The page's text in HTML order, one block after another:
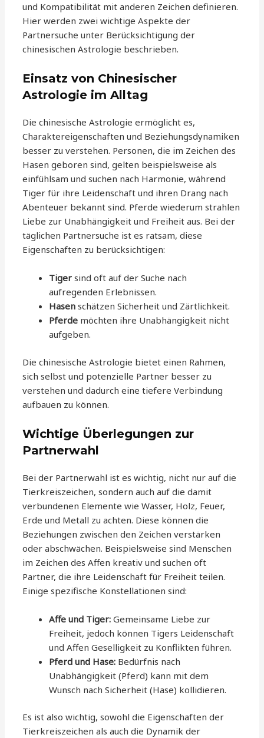
und Kompatibilität mit anderen Zeichen definieren.
Hier werden zwei wichtige Aspekte der
Partnersuche unter Berücksichtigung der
chinesischen Astrologie beschrieben.
Einsatz von Chinesischer
Astrologie im Alltag
Die chinesische Astrologie ermöglicht es,
Charaktereigenschaften und Beziehungsdynamiken
besser zu verstehen. Personen, die im Zeichen des
Hasen geboren sind, gelten beispielsweise als
einfühlsam und suchen nach Harmonie, während
Tiger für ihre Leidenschaft und ihren Drang nach
Abenteuer bekannt sind. Pferde wiederum strahlen
Liebe zur Unabhängigkeit und Freiheit aus. Bei der
täglichen Partnersuche ist es ratsam, diese
Eigenschaften zu berücksichtigen:
Tiger sind oft auf der Suche nach
aufregenden Erlebnissen.
Hasen schätzen Sicherheit und Zärtlichkeit.
Pferde möchten ihre Unabhängigkeit nicht
aufgeben.
Die chinesische Astrologie bietet einen Rahmen,
sich selbst und potenzielle Partner besser zu
verstehen und dadurch eine tiefere Verbindung
aufbauen zu können.
Wichtige Überlegungen zur
Partnerwahl
Bei der Partnerwahl ist es wichtig, nicht nur auf die
Tierkreiszeichen, sondern auch auf die damit
verbundenen Elemente wie Wasser, Holz, Feuer,
Erde und Metall zu achten. Diese können die
Beziehungen zwischen den Zeichen verstärken
oder abschwächen. Beispielsweise sind Menschen
im Zeichen des Affen kreativ und suchen oft
Partner, die ihre Leidenschaft für Freiheit teilen.
Einige spezifische Konstellationen sind:
Affe und Tiger: Gemeinsame Liebe zur
Freiheit, jedoch können Tigers Leidenschaft
und Affen Geselligkeit zu Konflikten führen.
Pferd und Hase: Bedürfnis nach
Unabhängigkeit (Pferd) kann mit dem
Wunsch nach Sicherheit (Hase) kollidieren.
Es ist also wichtig, sowohl die Eigenschaften der
Tierkreiszeichen als auch die Dynamik der